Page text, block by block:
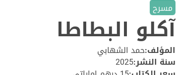
مسرح
آكلو البطاطا
المؤلف:حمد الشهابي
سنة النشر:2025